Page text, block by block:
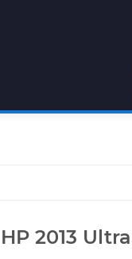
HP 2013